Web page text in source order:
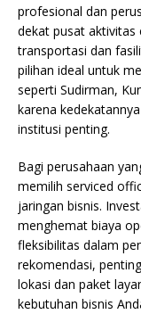
profesional dan
dekat pusat aktivitas
transportasi dan
pilihan ideal untuk
seperti Sudirman,
karena
institusi penting.
Bagi perusahaan
memilih serviced
jaringan bisnis.
menghemat biaya
fleksibilitas dalam
rekomendasi,
lokasi dan paket
kebutuhan bisnis